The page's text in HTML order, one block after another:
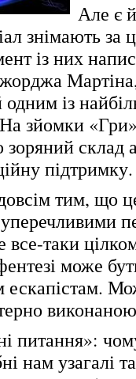
Але є й
знімають за
із них
із
зйомки
зоряний склад
підтримку.
тим, що
таки
може
ескапістам.
питання»:
нам узагалі